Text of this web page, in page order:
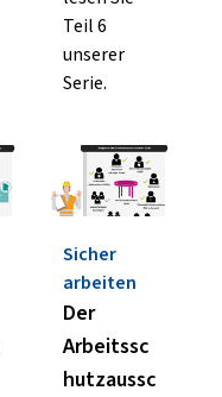
Teil 6
unserer
Serie.
Sicher
arbeiten
Der
Arbeitssc
hutzaussc